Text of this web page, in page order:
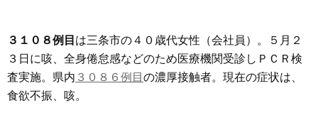
３１０８例目 は三条市の４０歳代女性（会社員）。５月２
３日に咳、全身倦怠感などのため医療機関受診しＰＣＲ検
査実施。県内 ３０８６例目 の濃厚接触者。現在の症状は、
食欲不振、咳。